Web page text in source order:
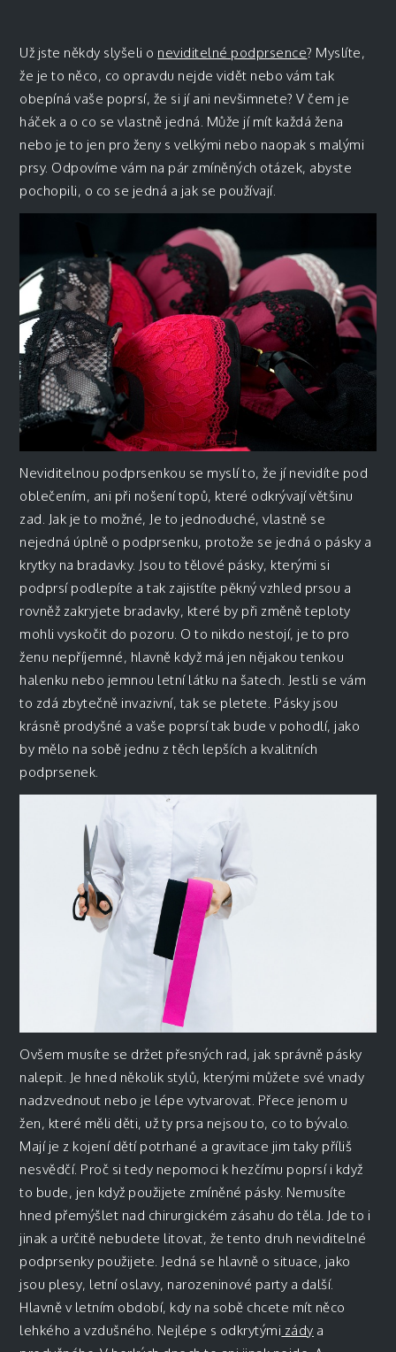
Už jste někdy slyšeli o neviditelné podprsence? Myslíte,
že je to něco, co opravdu nejde vidět nebo vám tak
obepíná vaše poprsí, že si jí ani nevšimnete? V čem je
háček a o co se vlastně jedná. Může jí mít každá žena
nebo je to jen pro ženy s velkými nebo naopak s malými
prsy. Odpovíme vám na pár zmíněných otázek, abyste
pochopili, o co se jedná a jak se používají.
Neviditelnou podprsenkou se myslí to, že jí nevidíte pod
oblečením, ani při nošení topů, které odkrývají většinu
zad. Jak je to možné, Je to jednoduché, vlastně se
nejedná úplně o podprsenku, protože se jedná o pásky a
krytky na bradavky. Jsou to tělové pásky, kterými si
podprsí podlepíte a tak zajistíte pěkný vzhled prsou a
rovněž zakryjete bradavky, které by při změně teploty
mohli vyskočit do pozoru. O to nikdo nestojí, je to pro
ženu nepříjemné, hlavně když má jen nějakou tenkou
halenku nebo jemnou letní látku na šatech. Jestli se vám
to zdá zbytečně invazivní, tak se pletete. Pásky jsou
krásně prodyšné a vaše poprsí tak bude v pohodlí, jako
by mělo na sobě jednu z těch lepších a kvalitních
podprsenek.
Ovšem musíte se držet přesných rad, jak správně pásky
nalepit. Je hned několik stylů, kterými můžete své vnady
nadzvednout nebo je lépe vytvarovat. Přece jenom u
žen, které měli děti, už ty prsa nejsou to, co to bývalo.
Mají je z kojení dětí potrhané a gravitace jim taky příliš
nesvědčí. Proč si tedy nepomoci k hezčímu poprsí i když
to bude, jen když použijete zmíněné pásky. Nemusíte
hned přemýšlet nad chirurgickém zásahu do těla. Jde to i
jinak a určitě nebudete litovat, že tento druh neviditelné
podprsenky použijete. Jedná se hlavně o situace, jako
jsou plesy, letní oslavy, narozeninové party a další.
Hlavně v letním období, kdy na sobě chcete mít něco
lehkého a vzdušného. Nejlépe s odkrytými zády a